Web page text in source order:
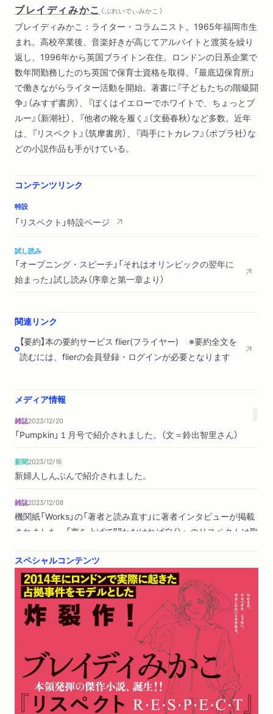
ブレイディみかこ （ ぶれいでぃみかこ ）
ブレイディみかこ：ライター・コラムニスト。1965年福岡市生
まれ。高校卒業後、音楽好きが高じてアルバイトと渡英を繰り
返し、1996年から英国ブライトン在住。ロンドンの日系企業で
数年間勤務したのち英国で保育士資格を取得、「最底辺保育所」
で働きながらライター活動を開始。著書に『子どもたちの階級闘
争』（みすず書房）、『ぼくはイエローでホワイトで、ちょっとブ
ルー』（新潮社）、『他者の靴を履く』（文藝春秋）など多数。近年
は、『リスペクト』（筑摩書房）、『両手にトカレフ』（ポプラ社）な
どの小説作品も手がけている。
コンテンツリンク
特設
「リスペクト」特設ページ
試し読み
「オープニング・スピーチ」「それはオリンピックの翌年に
始まった」試し読み（序章と第一章より）
関連リンク
【要約】本の要約サービス flier(フライヤー) ※要約全文を
読むには、flierの会員登録・ログインが必要となります
メディア情報
雑誌2023/12/20
「Pumpkin」１月号で紹介されました。（文＝鈴出智里さん）
新聞2023/12/16
新婦人しんぶんで紹介されました。
雑誌2023/12/08
機関紙「Works」の「著者と読み直す」に著者インタビューが掲載
されました。「声を上げて闘わなければ自分へのリスペクトは取
新聞2023/11/11
東京新聞夕刊で紹介されました。（評者：陣野俊史さん）
2023/11/06
NHK「ひるまえほっと」の「中江有里のブックレビュー」で
2023/10/22
読売新聞で紹介されました。（評者：池澤春菜さん）「ビートの早
い、心が疾走する音楽を爆音で聞いたような気持ち。あと一
スペシャルコンテンツ